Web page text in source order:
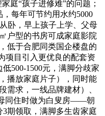
庭“孩子进修难”的问题；
每年可节约用水约5000
卧，早上孩子上学、父母
户型的书房可成家庭影院
低于合肥同类国企楼盘的
项目引入更优良的配套资
500-1500元，满脚分歧家
播放家庭片子），同时能
需求，一线品牌建材）、
同住时做为白叟房——朝
期领取，满脚多生齿家庭